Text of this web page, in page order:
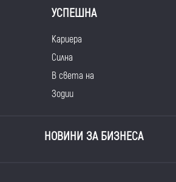
УСПЕШНА
Кариера
Силна
В света на
Зодии
НОВИНИ ЗА БИЗНЕСА